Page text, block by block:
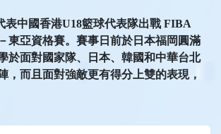
表中國香港U18籃球代表隊出戰 FIBA
東亞資格賽。賽事日前於日本福岡圓滿
於面對國家隊、日本、韓國和中華台北
，而且面對強敵更有得分上雙的表現，